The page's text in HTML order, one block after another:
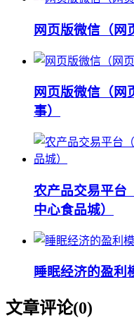
网页版微信（网
网页版微信（网
事）
农产品交易平台
中心食品城）
睡眠经济的盈利
文章评论(0)